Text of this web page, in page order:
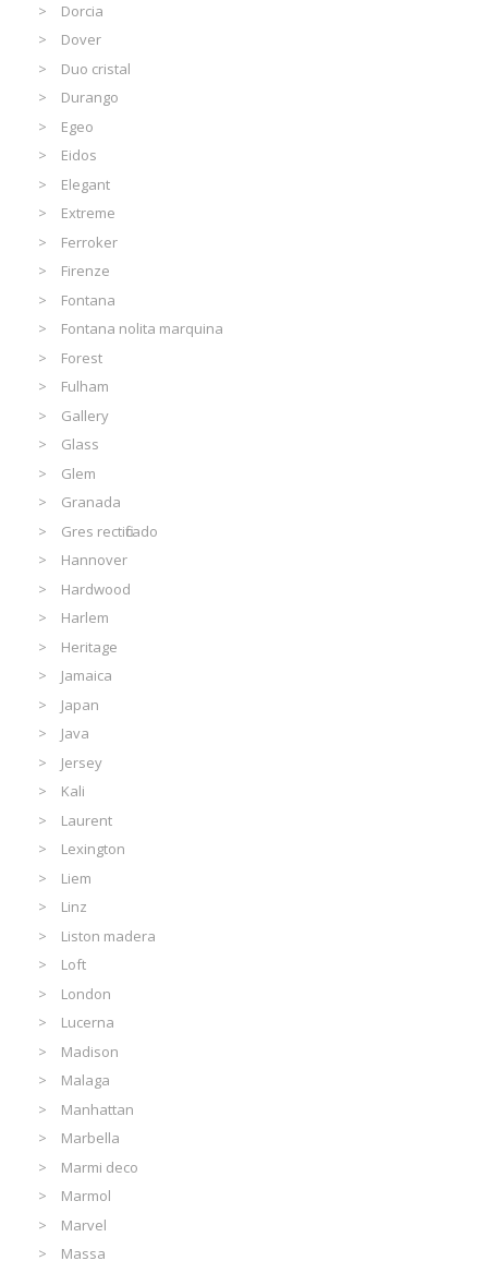
Dorcia
Dover
Duo cristal
Durango
Egeo
Eidos
Elegant
Extreme
Ferroker
Firenze
Fontana
Fontana nolita marquina
Forest
Fulham
Gallery
Glass
Glem
Granada
Gres rectificado
Hannover
Hardwood
Harlem
Heritage
Jamaica
Japan
Java
Jersey
Kali
Laurent
Lexington
Liem
Linz
Liston madera
Loft
London
Lucerna
Madison
Malaga
Manhattan
Marbella
Marmi deco
Marmol
Marvel
Massa